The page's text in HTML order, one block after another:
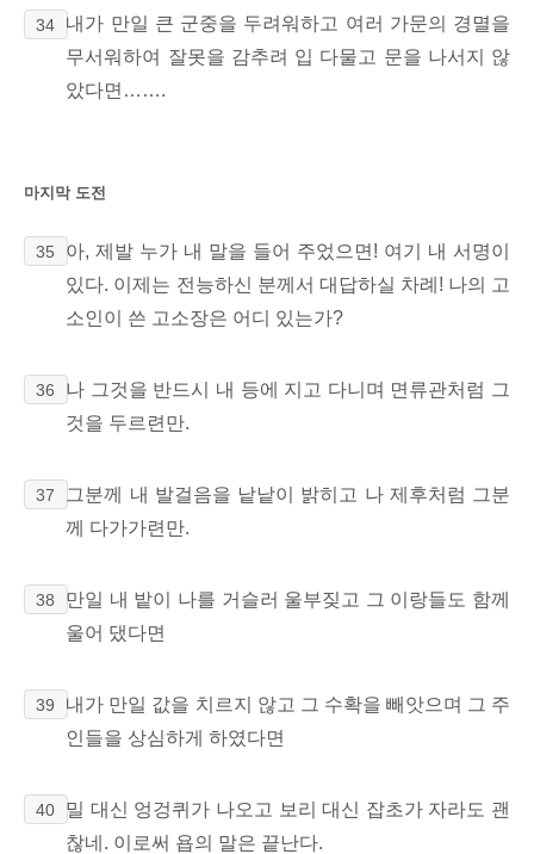
34
내가 만일 큰 군중을 두려워하고 여러 가문의 경멸을
무서워하여 잘못을 감추려 입 다물고 문을 나서지 않
았다면…….
마지막 도전
35
아, 제발 누가 내 말을 들어 주었으면! 여기 내 서명이
있다. 이제는 전능하신 분께서 대답하실 차례! 나의 고
소인이 쓴 고소장은 어디 있는가?
36
나 그것을 반드시 내 등에 지고 다니며 면류관처럼 그
것을 두르련만.
37 그분께 내 발걸음을 낱낱이
밝히고 나 제후처럼 그분
께 다가가련만.
38 만일 내 밭이 나를 거슬러 울부짖고 그 이랑들도 함께
울어 댔다면
39
내가 만일 값을 치르지 않고 그 수확을 빼앗으며 그 주
인들을 상심하게 하였다면
40
밀 대신 엉겅퀴가 나오고 보리 대신 잡초가 자라도 괜
찮네. 이로써 욥의 말은 끝난다.